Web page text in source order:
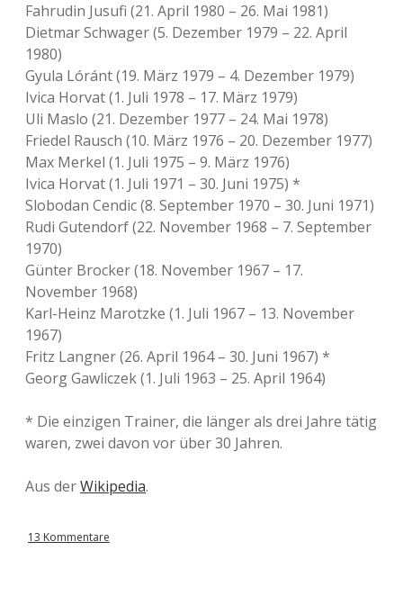
Fahrudin Jusufi (21. April 1980 – 26. Mai 1981)
Dietmar Schwager (5. Dezember 1979 – 22. April
1980)
Gyula Lóránt (19. März 1979 – 4. Dezember 1979)
Ivica Horvat (1. Juli 1978 – 17. März 1979)
Uli Maslo (21. Dezember 1977 – 24. Mai 1978)
Friedel Rausch (10. März 1976 – 20. Dezember 1977)
Max Merkel (1. Juli 1975 – 9. März 1976)
Ivica Horvat (1. Juli 1971 – 30. Juni 1975) *
Slobodan Cendic (8. September 1970 – 30. Juni 1971)
Rudi Gutendorf (22. November 1968 – 7. September
1970)
Günter Brocker (18. November 1967 – 17.
November 1968)
Karl-Heinz Marotzke (1. Juli 1967 – 13. November
1967)
Fritz Langner (26. April 1964 – 30. Juni 1967) *
Georg Gawliczek (1. Juli 1963 – 25. April 1964)
* Die einzigen Trainer, die länger als drei Jahre tätig
waren, zwei davon vor über 30 Jahren.
Aus derWikipedia.
13 Kommentare